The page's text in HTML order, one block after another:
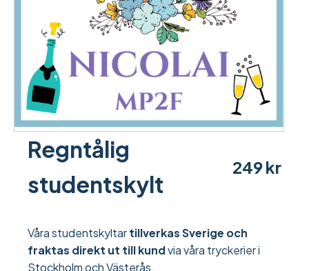
Regntålig
studentskylt
249kr
Våra studentskyltartillverkas Sverige och
fraktas direkt ut till kundvia våra tryckerier i
Stockholm och Västerås.